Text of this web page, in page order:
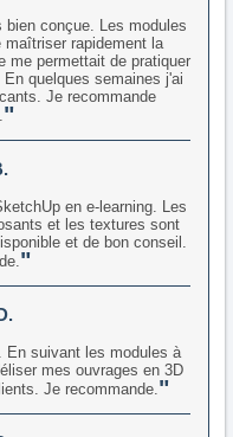
bien conçue. Les modules
rapidement la
me permettait de pratiquer
quelques semaines j'ai
Je recommande
en e-learning. Les
et les textures sont
et de bon conseil.
En suivant les modules à
mes ouvrages en 3D
Je recommande.